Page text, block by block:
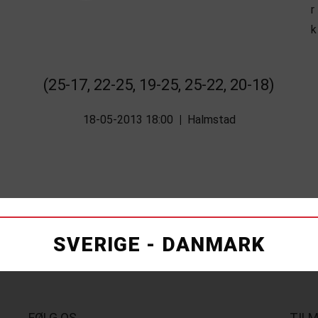
(25-17, 22-25, 19-25, 25-22, 20-18)
18-05-2013 18:00 Halmstad
SVERIGE - DANMARK